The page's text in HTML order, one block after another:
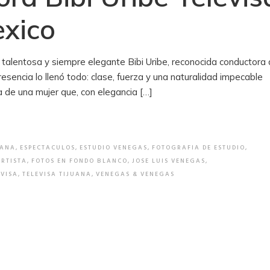
y siempre elegante Bibi Uribe, reconocida conductora
lo llenó todo: clase, fuerza y una naturalidad impecable
una mujer que, con elegancia […]
, ESPECTACULOS, ESTUDIO VENEGAS, FOTOGRAFIA DE ESTUDIO,
, FOTOS EN FONDO BLANCO, JOSE LUIS VENEGAS,
, TELEVISA TIJUANA, VENEGAS & VENEGAS